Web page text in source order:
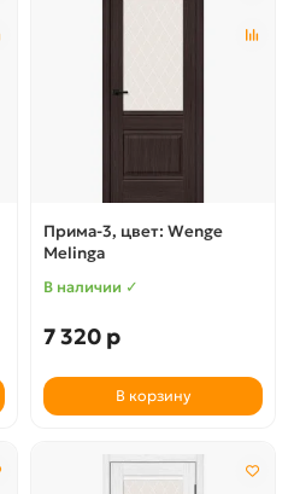
Прима-3, цвет: Wenge
Melinga
В наличии ✓
7 320 р
В корзину